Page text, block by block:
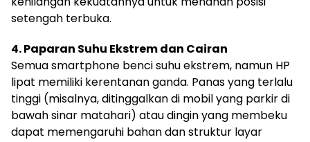
setengah terbuka.
4. Paparan Suhu Ekstrem dan Cairan
Semua smartphone benci suhu ekstrem, namun HP
lipat memiliki kerentanan ganda. Panas yang terlalu
tinggi (misalnya, ditinggalkan di mobil yang parkir di
bawah sinar matahari) atau dingin yang membeku
dapat memengaruhi bahan dan struktur layar